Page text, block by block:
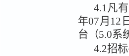
4.1凡
年07月12
台（5.0系
4.2招